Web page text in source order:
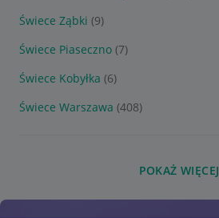
Świece Ząbki (9)
Świece Piaseczno (7)
Świece Kobyłka (6)
Świece Warszawa (408)
POKAŻ WIĘCEJ